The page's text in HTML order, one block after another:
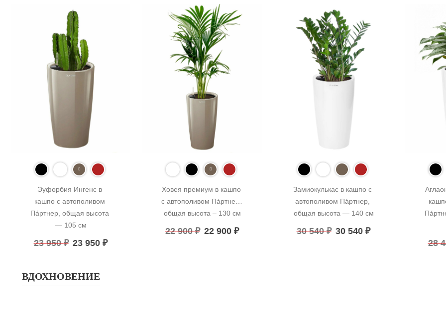
Эуфорбия Ингенс в
кашпо с автополивом
Пáртнер, общая высота
— 105 см
23 950₽ 23 950₽
Ховея премиум в кашпо
с автополивом Пáртнер,
общая высота – 130 см
22 900₽ 22 900₽
Замиокулькас в кашпо с
автополивом Пáртнер,
общая высота — 140 см
30 540₽ 30 540₽
28
ВДОХНОВЕНИЕ